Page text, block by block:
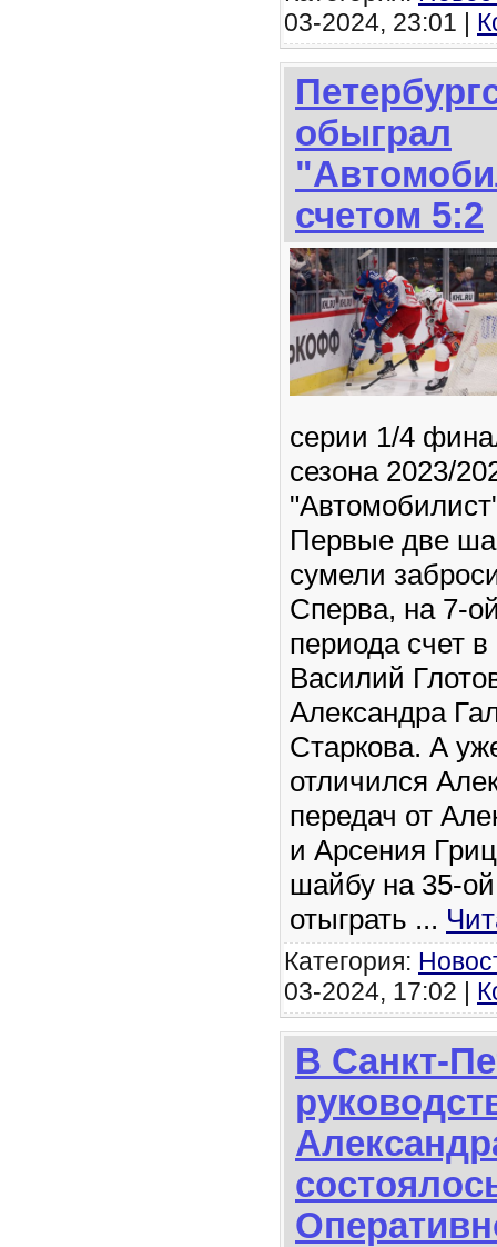
03-2024, 23:01 |
обыграл
счетом 5:2
серии 1/4
сезона 2023/
Первые две
сумели
Сперва, на 7-
периода счет
Василий
Александра
Старкова. А
отличился
передач от
и Арсения
шайбу на 35-
отыграть ...
Категория:
03-2024, 17:02 |
В Санкт-